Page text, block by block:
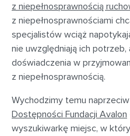
z niepełnosprawnością
z niepełnosprawnościami
specjalistów wciąż
nie uwzględniają ich potrzeb,
doświadczenia w
z niepełnosprawnością.
Wychodzimy temu
Dostępności Fundacji Avalon
wyszukiwarkę miejsc, w